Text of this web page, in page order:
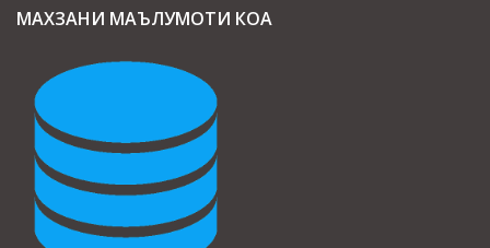
МАХЗАНИ МАЪЛУМОТИ КОА